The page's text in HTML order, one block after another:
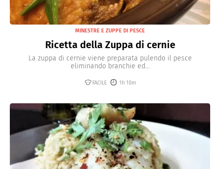
MINESTRE E ZUPPE DI PESCE
Ricetta della Zuppa di cernie
La zuppa di cernie viene preparata pulendo il pesce
eliminando branchie ed...
FACILE 1h 10m